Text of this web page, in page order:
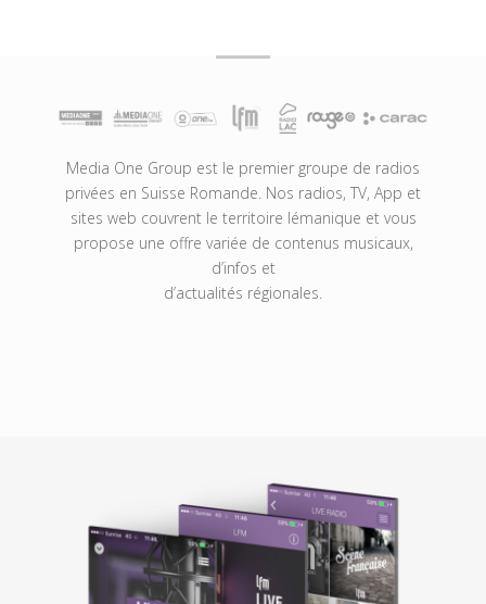
Media One Group est le premier groupe de radios
privées en Suisse Romande. Nos radios, TV, App et
sites web couvrent le territoire lémanique et vous
propose une offre variée de contenus musicaux,
d’infos et
d’actualités régionales.